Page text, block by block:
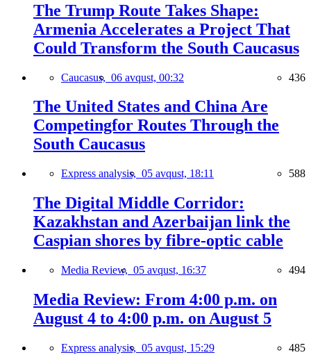
The Trump Route Takes Shape:
Armenia Accelerates a Project That
Could Transform the South Caucasus
Caucasus, 06 avqust, 00:32 436
The United States and China Are
Competingfor Routes Through the
South Caucasus
Express analysis, 05 avqust, 18:11 588
The Digital Middle Corridor:
Kazakhstan and Azerbaijan link the
Caspian shores by fibre-optic cable
Media Review, 05 avqust, 16:37 494
Media Review: From 4:00 p.m. on
August 4 to 4:00 p.m. on August 5
Express analysis, 05 avqust, 15:29 485